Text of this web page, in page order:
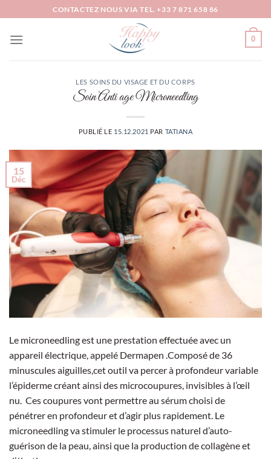
au
contenu
CONTACTEZ NOUS VIA TEL. +33 7 871 658 86
0
LES SOINS DU VISAGE ET DU CORPS
Soin Anti age Microneedling
PUBLIÉ LE 15.12.2021 PAR TATIANA
15
Déc
Le microneedling est une prestation effectuée avec un
appareil électrique, appelé Dermapen .Composé de 36
minuscules aiguilles,cet outil va percer à profondeur variable
l’épiderme créant ainsi des microcoupures, invisibles à l’œil
nu. Ces coupures vont permettre au sérum choisi de
pénétrer en profondeur et d’agir plus rapidement. Le
microneedling va stimuler le processus naturel d’auto-
guérison de la peau, ainsi que la production de collagène et